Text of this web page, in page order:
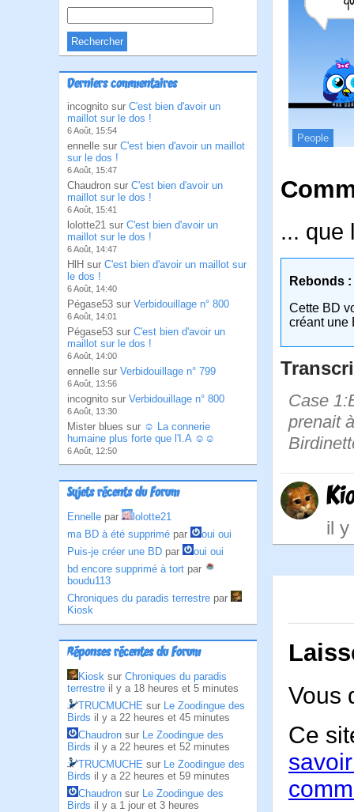
Derniers commentaires
incognito sur C'est bien d'avoir un
maillot sur le dos !
6 Août, 15:54
ennelle sur C'est bien d'avoir un maillot
sur le dos !
6 Août, 15:47
Chaudron sur C'est bien d'avoir un
maillot sur le dos !
6 Août, 15:41
lolotte21 sur C'est bien d'avoir un
maillot sur le dos !
6 Août, 14:47
HlH sur C'est bien d'avoir un maillot sur
le dos !
6 Août, 14:40
Pégase53 sur Verbidouillage n° 800
6 Août, 14:01
Pégase53 sur C'est bien d'avoir un
maillot sur le dos !
6 Août, 14:00
ennelle sur Verbidouillage n° 799
6 Août, 13:56
incognito sur Verbidouillage n° 800
6 Août, 13:30
Mister blues sur ☺ La connerie
humaine plus forte que l'I.A ☺☺
6 Août, 12:50
Sujets récents du Forum
Ennelle par
lolotte21
ma BD à été supprimé par
oui oui
Puis-je créer une BD par
oui oui
bd encore supprimé à tort par
boudu113
Chroniques du paradis terrestre par
Kiosk
Réponses récentes du Forum
Kiosk sur Chroniques du paradis
terrestre il y a 18 heures et 5 minutes
TRUCMUCHE sur Le Zoodingue des
Birds il y a 22 heures et 45 minutes
Chaudron sur Le Zoodingue des
Birds il y a 22 heures et 52 minutes
TRUCMUCHE sur Le Zoodingue des
Birds il y a 22 heures et 59 minutes
Chaudron sur Le Zoodingue des
Birds il y a 1 jour et 3 heures
People
... que
Rebonds :
Cette BD
créant une
Case
prenait
il
Vous
Ce